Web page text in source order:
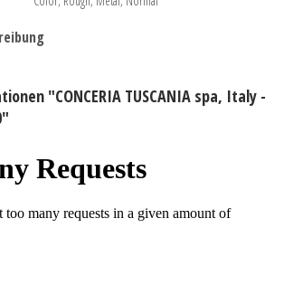
"CONCERIA TUSCANIA spa, Italy -